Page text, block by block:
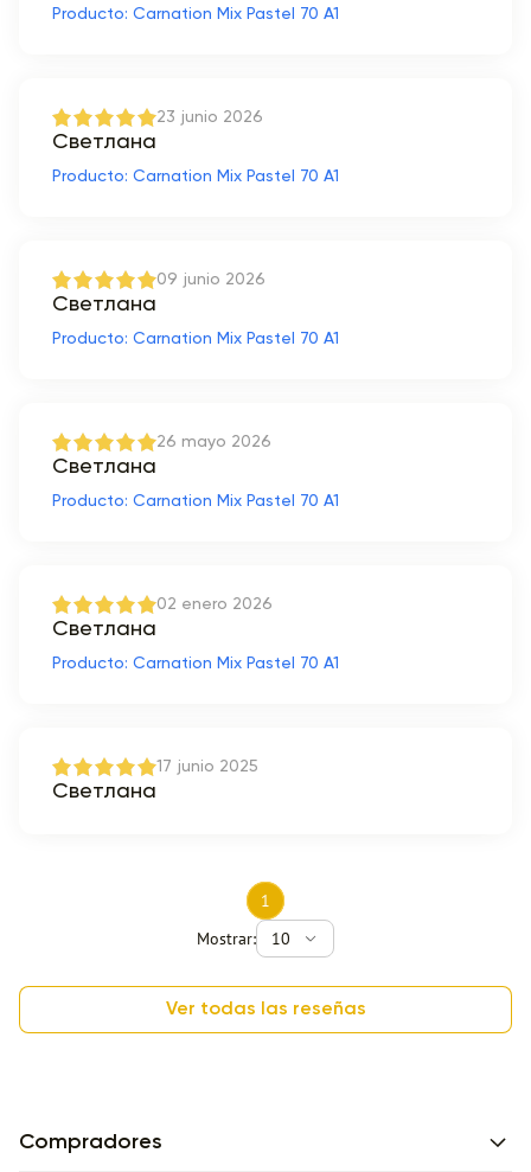
Producto: Carnation Mix Pastel 70 A1
23 junio 2026
Светлана
Producto: Carnation Mix Pastel 70 A1
09 junio 2026
Светлана
Producto: Carnation Mix Pastel 70 A1
26 mayo 2026
Светлана
Producto: Carnation Mix Pastel 70 A1
02 enero 2026
Светлана
Producto: Carnation Mix Pastel 70 A1
17 junio 2025
Светлана
1
Mostrar:
10
Ver todas las reseñas
Compradores